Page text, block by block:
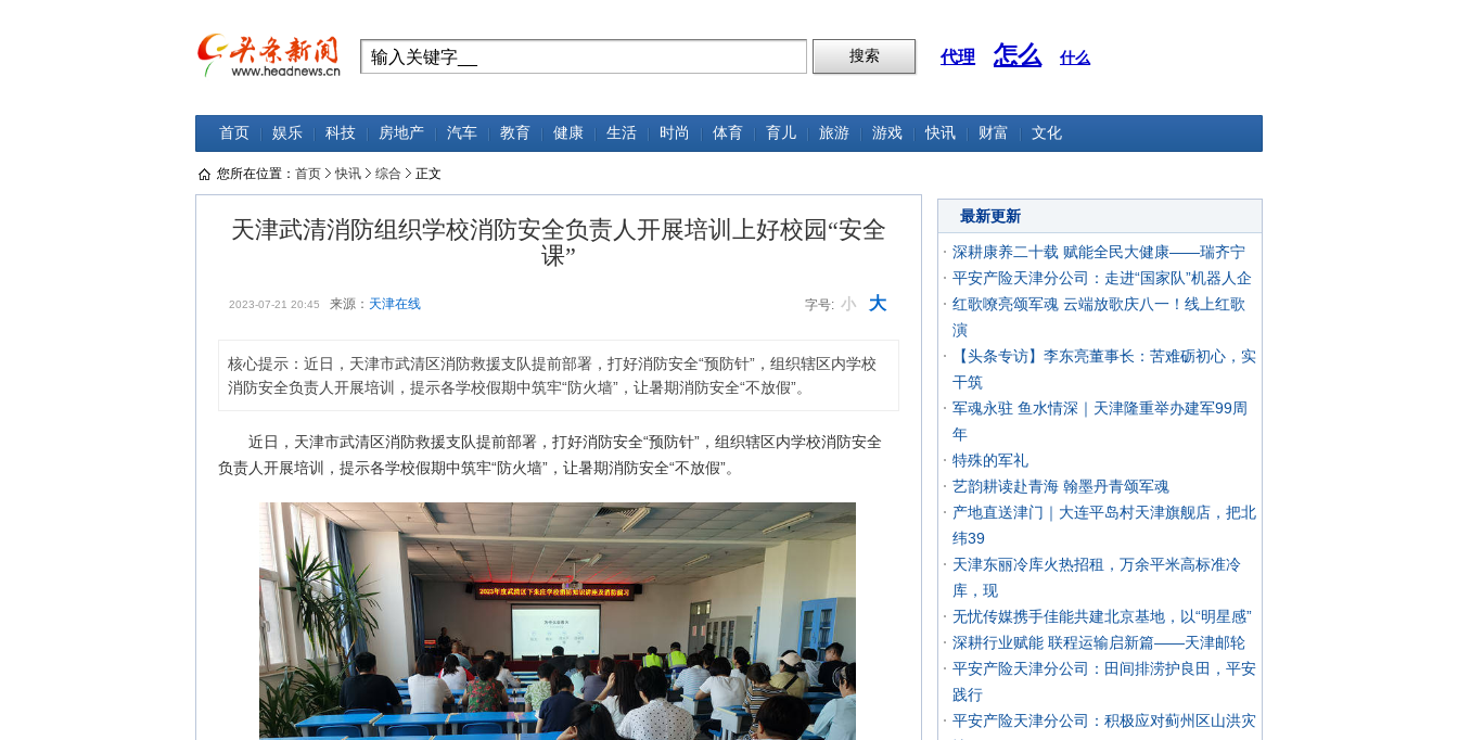
代理 怎么 什么
首页 娱乐 科技 房地产 汽车 教育 健康 生活 时尚 体育 育儿 旅游 游戏 快讯 财富 文化
您所在位置： 首页 快讯 综合 正文
天津武清消防组织学校消防安全负责人开展培训上好校园“安全
课”
字号: 小 大
2023-07-21 20:45 来源： 天津在线
核心提示：近日，天津市武清区消防救援支队提前部署，打好消防安全“预防针”，组织辖区内学校
消防安全负责人开展培训，提示各学校假期中筑牢“防火墙”，让暑期消防安全“不放假”。
近日，天津市武清区消防救援支队提前部署，打好消防安全“预防针”，组织辖区内学校消防安全
负责人开展培训，提示各学校假期中筑牢“防火墙”，让暑期消防安全“不放假”。
最新更新
深耕康养二十载 赋能全民大健康——瑞齐宁
平安产险天津分公司：走进“国家队”机器人企
红歌嘹亮颂军魂 云端放歌庆八一！线上红歌
演
【头条专访】李东亮董事长：苦难砺初心，实
干筑
军魂永驻 鱼水情深｜天津隆重举办建军99周
年
特殊的军礼
艺韵耕读赴青海 翰墨丹青颂军魂
产地直送津门｜大连平岛村天津旗舰店，把北
纬39
天津东丽冷库火热招租，万余平米高标准冷
库，现
无忧传媒携手佳能共建北京基地，以“明星感”
深耕行业赋能 联程运输启新篇——天津邮轮
平安产险天津分公司：田间排涝护良田，平安
践行
平安产险天津分公司：积极应对蓟州区山洪灾